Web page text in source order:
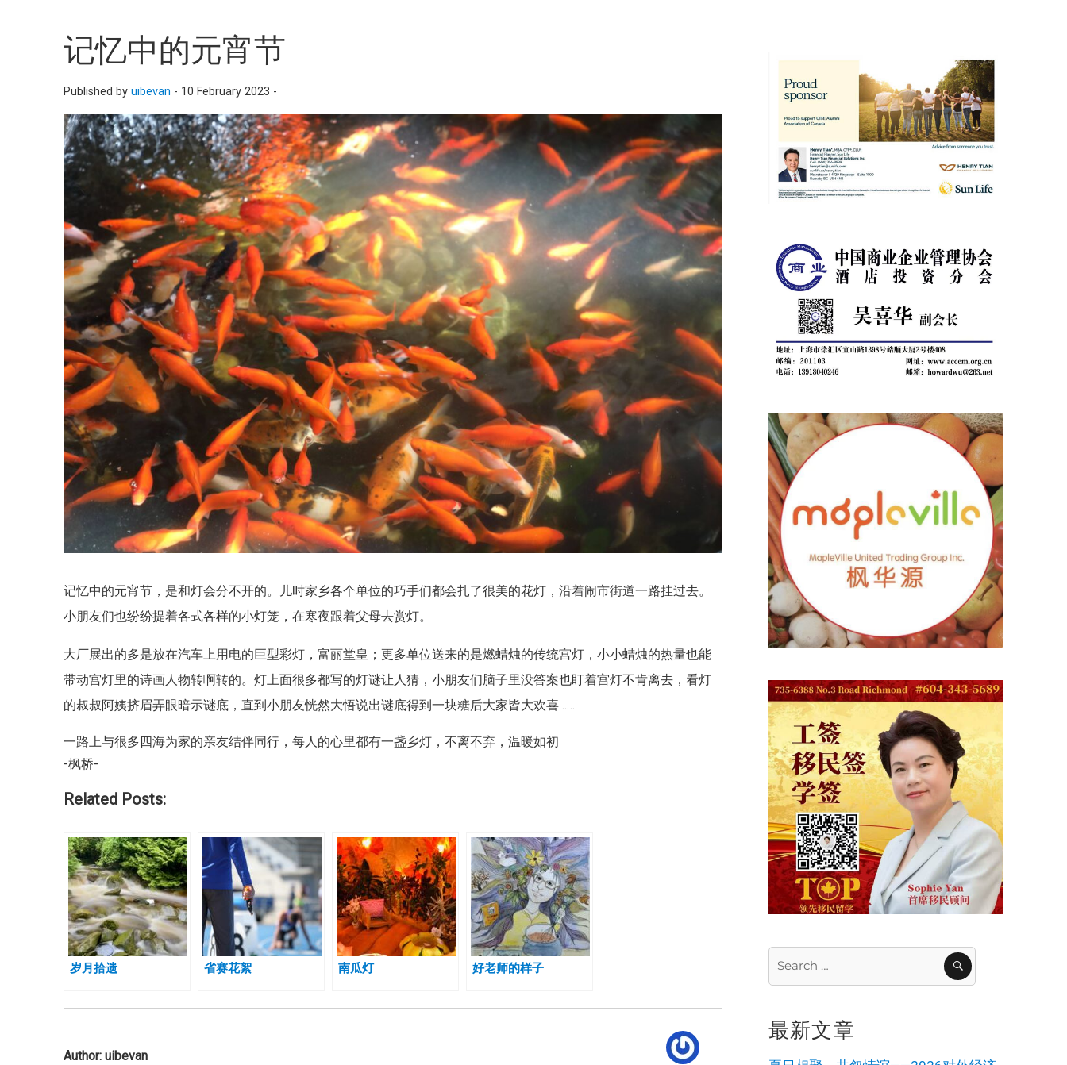
记忆中的元宵节
Published byuibevan - 10 February 2023 -
记忆中的元宵节，是和灯会分不开的。 儿时家乡各个单位的巧手们都会扎了很美的花灯，沿着闹市街道一路挂过去。
小朋友们也纷纷提着各式各样的小灯笼，在寒夜跟着父母去赏灯。
大厂展出的多是放在汽车上用电的巨型彩灯，富丽堂皇；更多单位送来的是燃蜡烛的传统宫灯，小小蜡烛的热量也能
带动宫灯里的诗画人物转啊转的。灯上面很多都写的灯谜让人猜，小朋友们脑子里没答案也盯着宫灯不肯离去，看灯
的叔叔阿姨挤眉弄眼暗示谜底，直到小朋友恍然大悟说出谜底得到一块糖后大家皆大欢喜……
一路上与很多四海为家的亲友结伴同行，每人的心里都有一盏乡灯，不离不弃，温暖如初
-枫桥-
Related Posts:
岁月拾遗 省赛花絮 南瓜灯 好老师的样子
Author: uibevan
SEARCH
最新文章